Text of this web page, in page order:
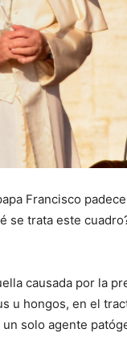
Francisco
se trata este
causada por la
u hongos, en el
solo agente